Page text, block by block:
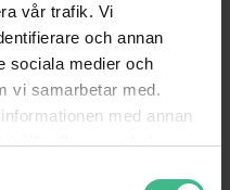
vår trafik. Vi
och annan
sociala medier och
vi samarbetar med.
med annan
eller som de har
PSSO EXTENSION 3X2.5 10M 3-FOLD BK
PSSO Förlängnings 3x2,5 10m 3-
1 403 kr
GÅ TILL PRODUKT